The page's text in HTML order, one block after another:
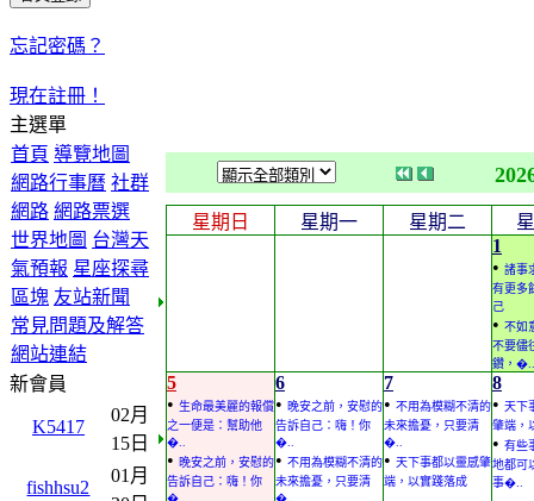
忘記密碼？
現在註冊！
主選單
首頁 導覽地圖
網路行事曆 社群
網路 網路票選
世界地圖 台灣天
氣預報 星座探尋
區塊 友站新聞
常見問題及解答
網站連結
新會員
K5417
02月
15日
fishhsu2
01月
星期日 星期一 星期二
1
• 諸事
有更多
己
• 不如
不要儘
鑽，�..
5
• 生命最美麗的報償
之一便是：幫助他
�..
• 晚安之前，安慰的
告訴自己：嗨！你
�..
6
• 晚安之前，安慰的
告訴自己：嗨！你
�..
• 不用為模糊不清的
未來擔憂，只要清
�..
7
• 不用為模糊不清的
未來擔憂，只要清
�..
• 天下事都以靈感肇
端，以實踐落成
8
• 天下
肇端，
• 有些
地都可
事�..